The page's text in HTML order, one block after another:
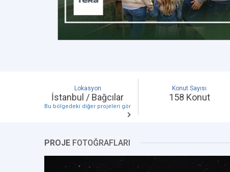
Lokasyon
İstanbul / Bağcılar
Bu bölgedeki diğer projeleri gör
Konut Sayısı
158 Konut
PROJE FOTOĞRAFLARI